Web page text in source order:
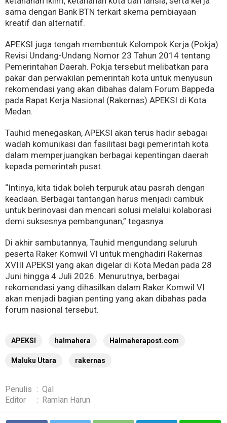
sama dengan Bank BTN terkait skema pembiayaan
kreatif dan alternatif.
APEKSI juga tengah membentuk Kelompok Kerja (Pokja)
Revisi Undang-Undang Nomor 23 Tahun 2014 tentang
Pemerintahan Daerah. Pokja tersebut melibatkan para
pakar dan perwakilan pemerintah kota untuk menyusun
rekomendasi yang akan dibahas dalam Forum Bappeda
pada Rapat Kerja Nasional (Rakernas) APEKSI di Kota
Medan.
Tauhid menegaskan, APEKSI akan terus hadir sebagai
wadah komunikasi dan fasilitasi bagi pemerintah kota
dalam memperjuangkan berbagai kepentingan daerah
kepada pemerintah pusat.
“Intinya, kita tidak boleh terpuruk atau pasrah dengan
keadaan. Berbagai tantangan harus menjadi cambuk
untuk berinovasi dan mencari solusi melalui kolaborasi
demi suksesnya pembangunan,” tegasnya.
Di akhir sambutannya, Tauhid mengundang seluruh
peserta Raker Komwil VI untuk menghadiri Rakernas
XVIII APEKSI yang akan digelar di Kota Medan pada 28
Juni hingga 4 Juli 2026. Menurutnya, berbagai
rekomendasi yang dihasilkan dalam Raker Komwil VI
akan menjadi bagian penting yang akan dibahas pada
forum nasional tersebut.
APEKSI halmahera Halmaherapost.com
Maluku Utara rakernas
Penulis : Qal
Editor
: Ramlan Harun